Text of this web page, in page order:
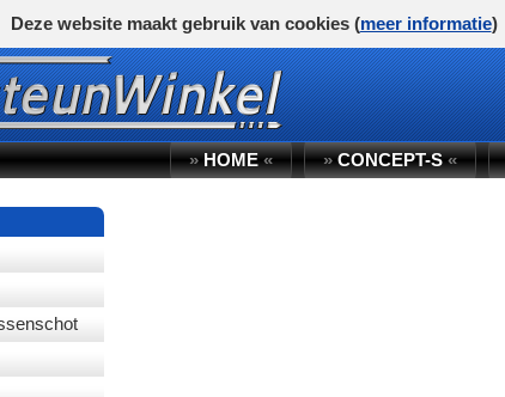
»HOME« »CONCEPT-S«
Deze website maakt gebruik van cookies (meer informatie)